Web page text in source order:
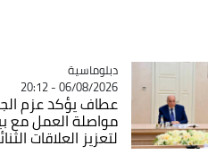
Catégorie
دبلوماسية
06/08/2026 - 20:12
عطاف يؤكد عزم
مواصلة العمل مع
لتعزيز العلاقات